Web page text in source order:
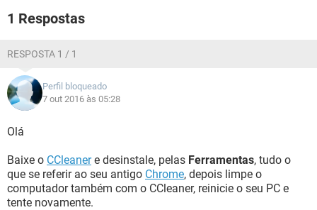
1 Respostas
RESPOSTA 1 / 1
Perfil bloqueado
7 out 2016 às 05:28
Olá
Baixe o CCleanere desinstale, pelas Ferramentas, tudo o
que se referir ao seu antigo Chrome, depois limpe o
computador também com o CCleaner, reinicie o seu PC e
tente novamente.